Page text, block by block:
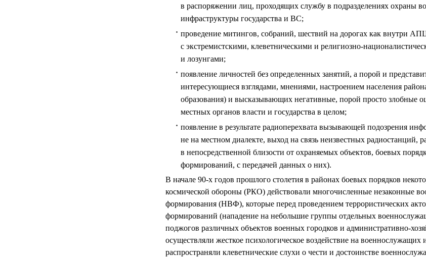
в распоряжении лиц, проходящих службу в подразделениях охраны
инфраструктуры государства и ВС;
проведение митингов, собраний, шествий на дорогах как внутри
с экстремистскими, клеветническими и религиозно-
и лозунгами;
появление личностей без определенных занятий, а порой и
интересующиеся взглядами, мнениями, настроением населения
образования) и высказывающих негативные, порой просто злобные
местных органов власти и государства в целом;
появление в результате радиоперехвата вызывающей подозрения
не на местном диалекте, выход на связь неизвестных радиостанций,
в непосредственной близости от охраняемых объектов, боевых
формирований, с передачей данных о них).
В начале 90-х годов прошлого столетия в районах боевых порядков
космической обороны (РКО) действовали многочисленные незаконные
формирования (НВФ), которые перед проведением террористических
формирований (нападение на небольшие группы отдельных
поджогов различных объектов военных городков и административно-
осуществляли жесткое психологическое воздействие на военнослужащих
распространяли клеветнические слухи о чести и достоинстве